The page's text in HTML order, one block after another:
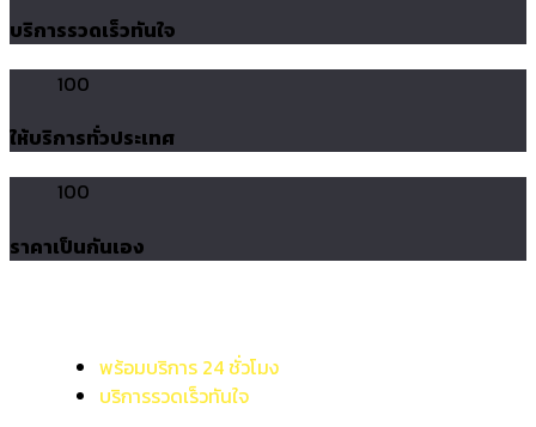
บริการรวดเร็วทันใจ
100
ให้บริการทั่วประเทศ
100
ราคาเป็นกันเอง
พร้อมบริการ 24 ชั่วโมง
บริการรวดเร็วทันใจ